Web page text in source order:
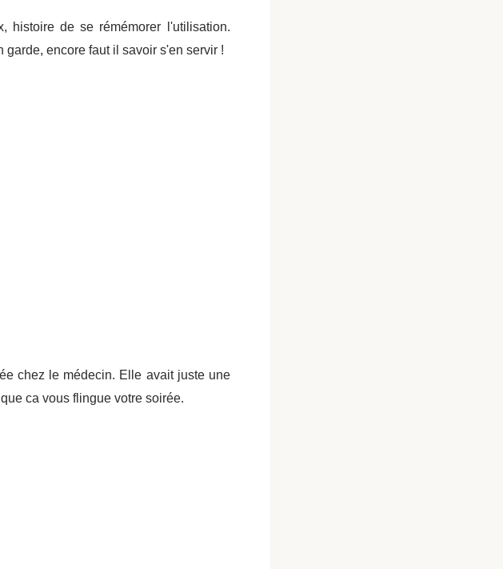
histoire de se rémémorer l'utilisation.
encore faut il savoir s'en servir !
chez le médecin. Elle avait juste une
ca vous flingue votre soirée.